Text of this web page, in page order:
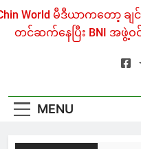
World မီဒီယာကတော့ ခ
တင်ဆက်နေပြီး BNI အဖွဲ့
MENU